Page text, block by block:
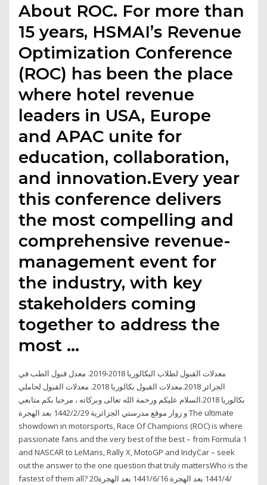
About ROC. For more than
15 years, HSMAI’s Revenue
Optimization Conference
(ROC) has been the place
where hotel revenue
leaders in USA, Europe
and APAC unite for
education, collaboration,
and innovation.Every year
this conference delivers
the most compelling and
comprehensive revenue-
management event for
the industry, with key
stakeholders coming
together to address the
most …
معدلات القبول لطلاب البكالوريا 2018-2019. معدل قبول الطب في
الجزائر 2018.معدلات القبول بكالوريا 2018. معدلات القبول لحاملي
بكالوريا 2018.السلام عليكم ورحمة الله تعالى وبركاته ، مرحبا بكم متابعي
و زوار موقع مدرستي الجزائرية 29‏‏/2‏‏/1442 بعد الهجرة The ultimate
showdown in motorsports, Race Of Champions (ROC) is where
passionate fans and the very best of the best – from Formula 1
and NASCAR to LeMans, Rally X, MotoGP and IndyCar – seek
out the answer to the one question that truly mattersWho is the
fastest of them all? 20‏‏/4‏‏/1441 بعد الهجرة 16‏‏/6‏‏/1441 بعد الهجرة